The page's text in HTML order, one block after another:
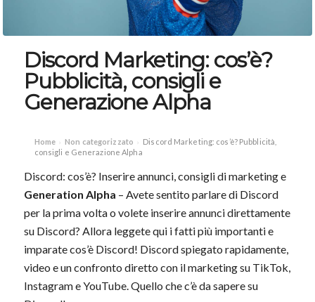
Discord Marketing: cos’è?
Pubblicità, consigli e
Generazione Alpha
Home › Non categorizzato › Discord Marketing: cos’è? Pubblicità,
consigli e Generazione Alpha
Discord: cos’è? Inserire annunci, consigli di marketing e
Generation Alpha – Avete sentito parlare di Discord
per la prima volta o volete inserire annunci direttamente
su Discord? Allora leggete qui i fatti più importanti e
imparate cos’è Discord! Discord spiegato rapidamente,
video e un confronto diretto con il marketing su TikTok,
Instagram e YouTube. Quello che c’è da sapere su